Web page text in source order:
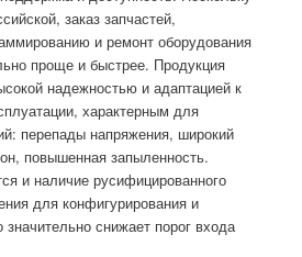
заказ запчастей,
и ремонт оборудования
проще и быстрее. Продукция
надежностью и адаптацией к
характерным для
перепады напряжения, широкий
повышенная запыленность.
и наличие русифицированного
для конфигурирования и
снижает порог входа